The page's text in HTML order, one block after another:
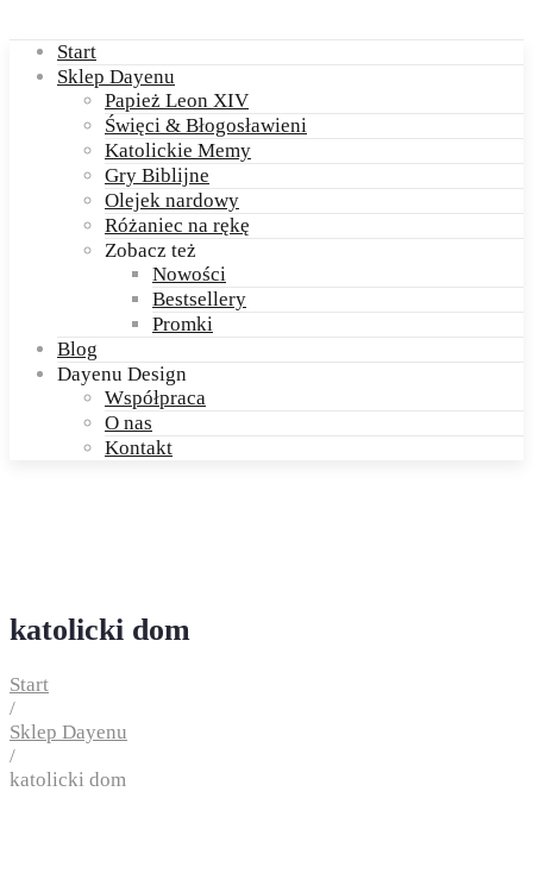
Start
Sklep Dayenu
Papież Leon XIV
Święci & Błogosławieni
Katolickie Memy
Gry Biblijne
Olejek nardowy
Różaniec na rękę
Zobacz też
Nowości
Bestsellery
Promki
Blog
Dayenu Design
Współpraca
O nas
Kontakt
katolicki dom
Start
/
Sklep Dayenu
/
katolicki dom